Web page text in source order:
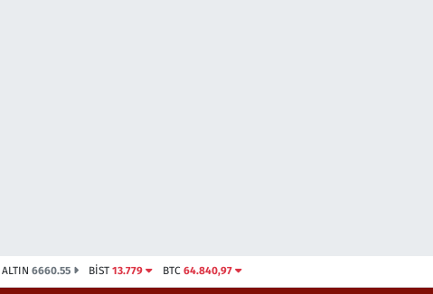
ALTIN 6660.55 BİST13.779 BTC 64.840,97